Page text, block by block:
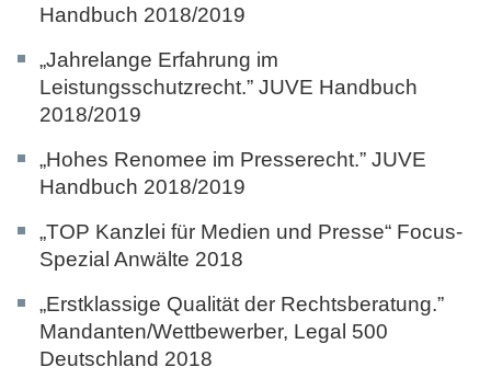
Handbuch 2018/2019
„Jahrelange Erfahrung im
Leistungsschutzrecht.” JUVE Handbuch
2018/2019
„Hohes Renomee im Presserecht.” JUVE
Handbuch 2018/2019
„TOP Kanzlei für Medien und Presse“ Focus-
Spezial Anwälte 2018
„Erstklassige Qualität der Rechtsberatung.”
Mandanten/Wettbewerber, Legal 500
Deutschland 2018